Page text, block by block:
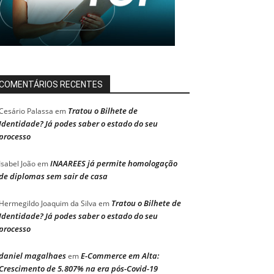
RECENTES
Palassa em Tratou o Bilhete de
Já podes saber o estado do seu
JoãoemINAAREES já permite homologação
diplomas sem sair de casa
Joaquim da Silva em Tratou o Bilhete de
Já podes saber o estado do seu
magalhaesemE-Commerce em Alta:
de 5.807% na era pós-Covid-19